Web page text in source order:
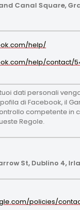
Canal Square,
help/
help/contact/
dati personali
di Facebook, il
competente in
Regole.
St, Dublino 4,
policies/